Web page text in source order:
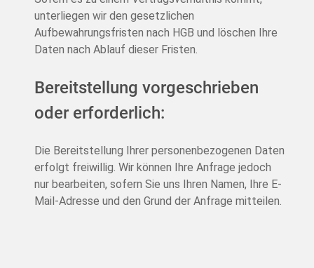
unterliegen wir den gesetzlichen
Aufbewahrungsfristen nach HGB und löschen Ihre
Daten nach Ablauf dieser Fristen.
Bereitstellung vorgeschrieben
oder erforderlich:
Die Bereitstellung Ihrer personenbezogenen Daten
erfolgt freiwillig. Wir können Ihre Anfrage jedoch
nur bearbeiten, sofern Sie uns Ihren Namen, Ihre E-
Mail-Adresse und den Grund der Anfrage mitteilen.